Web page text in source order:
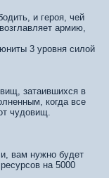
и героя, чей
армию,
3 уровня силой
затаившихся в
когда все
чудовищ.
вам нужно будет
на 5000